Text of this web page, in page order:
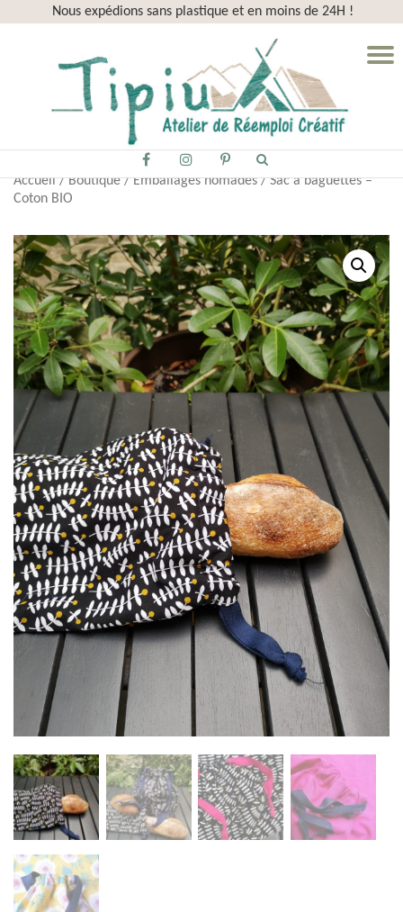
Nous expédions sans plastique et en moins de 24H !
fa-
facebook
fa-
instagram
fa-
pinterest-
Accueil/Boutique/Emballages nomades/ Sac à baguettes –
Coton BIO